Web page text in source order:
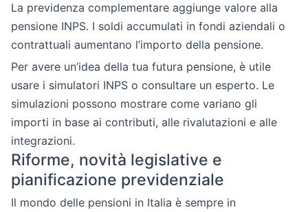
La previdenza complementare aggiunge valore alla
pensione INPS. I soldi accumulati in fondi aziendali o
contrattuali aumentano l’importo della pensione.
Per avere un’idea della tua futura pensione, è utile
usare i simulatori INPS o consultare un esperto. Le
simulazioni possono mostrare come variano gli
importi in base ai contributi, alle rivalutazioni e alle
integrazioni.
Riforme, novità legislative e
pianificazione previdenziale
Il mondo delle pensioni in Italia è sempre in